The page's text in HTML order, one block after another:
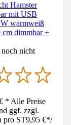
Hamster
mit USB
warmweiß
dimmbar +
nicht
* Alle Preise
ggf. zzgl.
pro ST9,95 €*/